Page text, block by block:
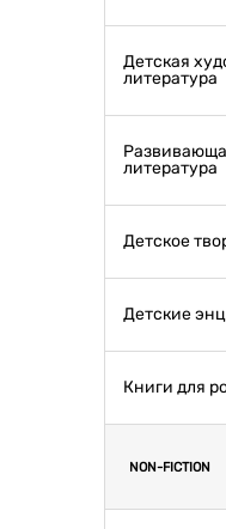
Детская
литература
литература
Детское
Детские
Книги для
NON-FICTION